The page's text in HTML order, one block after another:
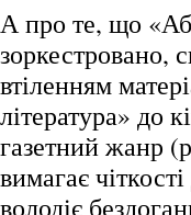
А про те, що
зоркестровано,
втіленням
література» до
газетний жанр
вимагає
володіє